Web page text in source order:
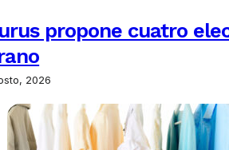
propone cuatro
2026